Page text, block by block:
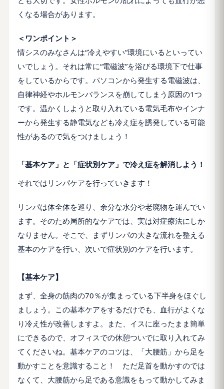
くなる場合があります。
＜ワンポイント＞
情シスのみなさんは“冷えやすい”環境にいるといってい
いでしょう。それは常に“電磁波”を浴びる環境下で仕事
をしているからです。パソコンから発生する電磁波は、
自律神経やホルモンバランスを崩してしまう原因の1つ
です。温かくしようと取り入れている電気毛布やインナ
ーから発生する静電気なども冷え症を誘発している可能
性があるので気をつけましょう！
「基本ケア」と「症状別ケア」で冷え症を解消しよう！
それではリンパケアを行っていきます！
リンパは体全体を巡り、余分な水分や老廃物を運んでい
ます。そのため局所的なケアでは、実は対症療法にしか
なりません。そこで、まずリンパの大きな流れを整える
基本のケアを行い、次いで症状別のケアを行います。
【基本ケア】
まず、全身の筋肉の70％が集まっている下半身をほぐし
ましょう。この基本ケアをするだけでも、血行がよくな
り冷え性が改善しますよ。また、イスに座ったまま簡単
にできるので、オフィスでの休憩ついでに取り入れてみ
てくださいね。基本ケアのコツは、「大腰筋」から足を
動かすことを意識すること！ ただ足首を動かすのでは
なくて、大腰筋から足である意識をもって動かしてみま